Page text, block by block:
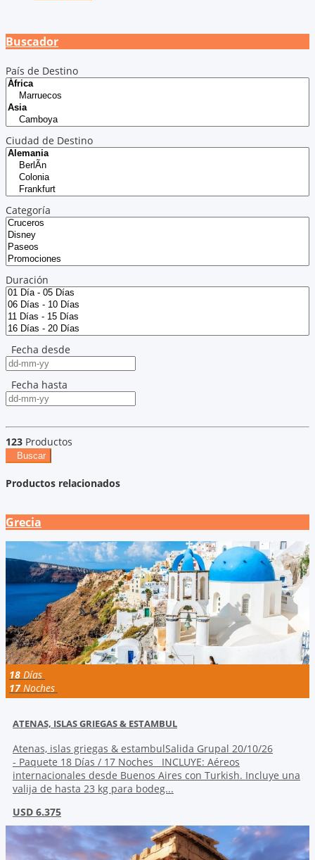
Buscador
País de Destino
Ciudad de Destino
Categoría
Duración
Fecha desde
Fecha hasta
123 Productos
Buscar
Productos relacionados
Grecia
18 Días
17Noches
ATENAS, ISLAS GRIEGAS & ESTAMBUL
Atenas, islas griegas & estambulSalida Grupal 20/10/26
- Paquete 18 Días / 17 Noches INCLUYE: Aéreos
internacionales desde Buenos Aires con Turkish. Incluye una
valija de hasta 23 kg para bodeg...
USD 6.375